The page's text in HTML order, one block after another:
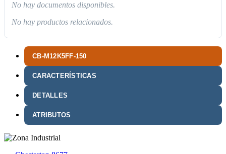
CB-M12K5FF-150
CARACTERÍSTICAS
DETALLES
ATRIBUTOS
No hay documentos disponibles.
No hay productos relacionados.